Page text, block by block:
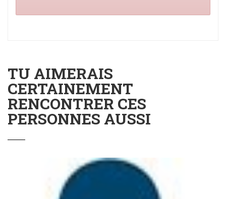
TU AIMERAIS
CERTAINEMENT
RENCONTRER CES
PERSONNES AUSSI